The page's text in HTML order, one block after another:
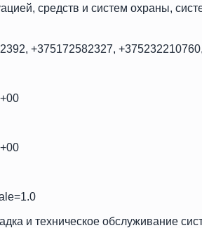
средств и систем охраны,
+375172582327,
и техническое обслуживание